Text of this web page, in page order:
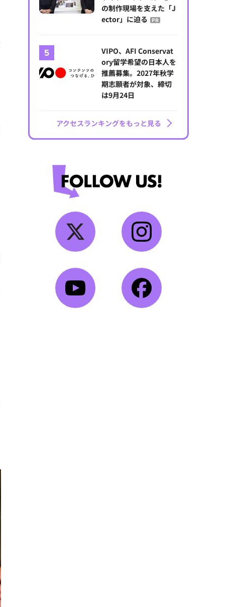
の制作現場を支えた「J
ector」に迫る
PR
VIPO、AFI Conservat
ory留学希望の日本人を
推薦募集。2027年秋学
期志願者が対象、締切
は9月24日
アクセスランキングをもっと見る